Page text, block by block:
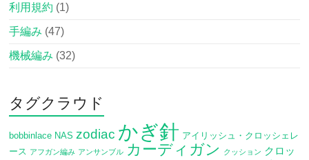
利用規約 (1)
手編み (47)
機械編み (32)
タグクラウド
bobbinlace NAS zodiac かぎ針 アイリッシュ・クロッシェレ
ース アフガン編み アンサンブル カーディガン クッション クロッ